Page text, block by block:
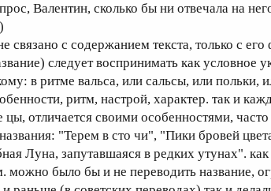
Валентин, сколько бы ни отвечала на
связано с содержанием текста, только с
следует воспринимать как условное
в ритме вальса, или сальсы, или польки,
ритм, настрой, характер. так и
отличается своими особенностями, часто
"Терем в сто чи", "Пики бровей
Луна, запутавшаяся в редких утунах". как
можно было бы и не переводить название,